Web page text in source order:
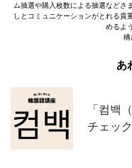
ム抽選や購入枚数による抽選などさ
しとコミュニケーションがとれる貴
めるよ
構
あ
「컴백
チェッ